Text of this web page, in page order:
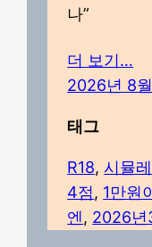
나”
더 보기…
2026년 8
태그
R18, 시뮬
4점, 1만원
엔, 2026년